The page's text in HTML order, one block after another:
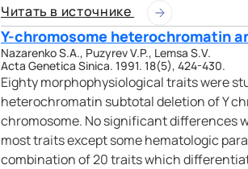
Читать в источнике
Y-chromosome heterochromatin
Nazarenko S.A., Puzyrev V.P., Lemsa S.V.
Acta Genetica Sinica. 1991. 18(5), 424-430.
Eighty morphophysiological traits were
heterochromatin subtotal deletion of Y
chromosome. No significant differences
most traits except some hematologic
combination of 20 traits which